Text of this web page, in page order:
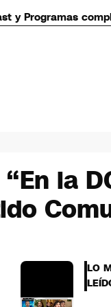
y Programas
la
LO